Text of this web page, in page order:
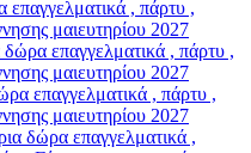
, πάρτυ ,
μαιευτηρίου 2027
επαγγελματικά , πάρτυ ,
μαιευτηρίου 2027
επαγγελματικά , πάρτυ ,
μαιευτηρίου 2027
δώρα επαγγελματικά ,